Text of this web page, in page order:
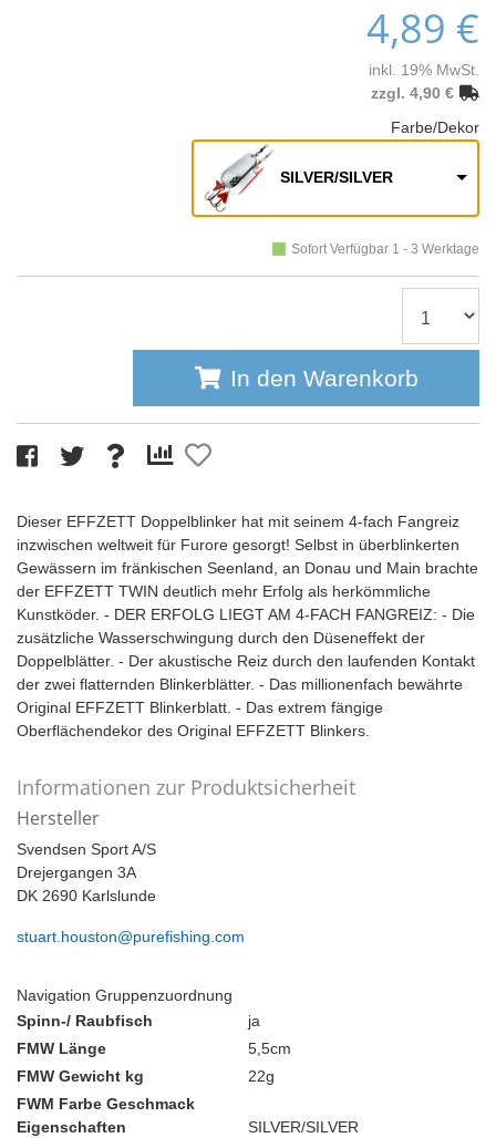
4,89 €
inkl. 19% MwSt.
zzgl. 4,90 €
Farbe/Dekor
SILVER/SILVER
Sofort Verfügbar 1 - 3 Werktage
In den Warenkorb
Dieser EFFZETT Doppelblinker hat mit seinem 4-fach Fangreiz
inzwischen weltweit für Furore gesorgt! Selbst in überblinkerten
Gewässern im fränkischen Seenland, an Donau und Main brachte
der EFFZETT TWIN deutlich mehr Erfolg als herkömmliche
Kunstköder. - DER ERFOLG LIEGT AM 4-FACH FANGREIZ: - Die
zusätzliche Wasserschwingung durch den Düseneffekt der
Doppelblätter. - Der akustische Reiz durch den laufenden Kontakt
der zwei flatternden Blinkerblätter. - Das millionenfach bewährte
Original EFFZETT Blinkerblatt. - Das extrem fängige
Oberflächendekor des Original EFFZETT Blinkers.
Informationen zur Produktsicherheit
Hersteller
Svendsen Sport A/S
Drejergangen 3A
DK 2690 Karlslunde
stuart.houston@purefishing.com
Navigation Gruppenzuordnung
Spinn-/ Raubfisch
ja
FMW Länge
5,5cm
FMW Gewicht kg
22g
FWM Farbe Geschmack
Eigenschaften
SILVER/SILVER